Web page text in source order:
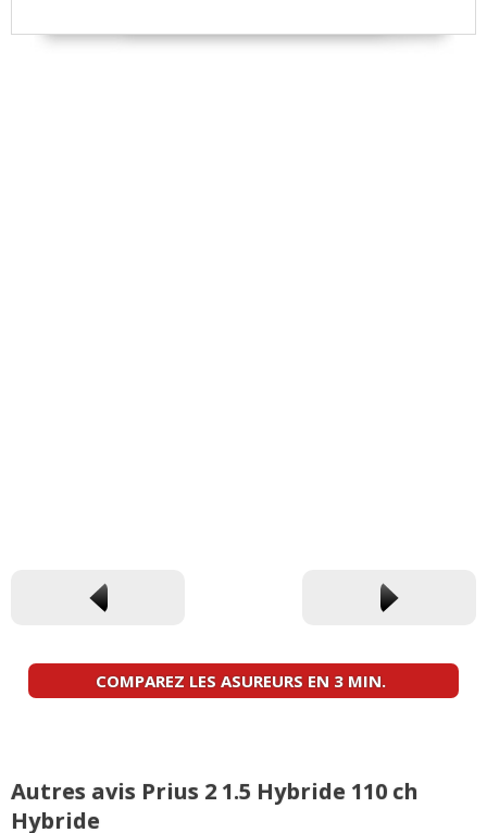
COMPAREZ LES ASUREURS EN 3 MIN.
Autres avis Prius 2 1.5 Hybride 110 ch
Hybride